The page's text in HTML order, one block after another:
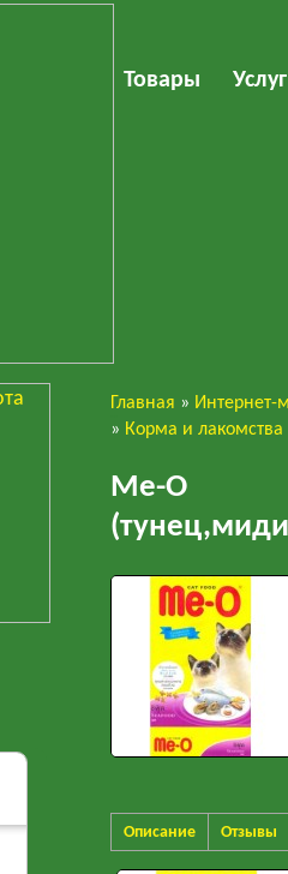
Товары
Главная » Интернет-
» Корма и лакомства
Ме-О
Описание Отзывы